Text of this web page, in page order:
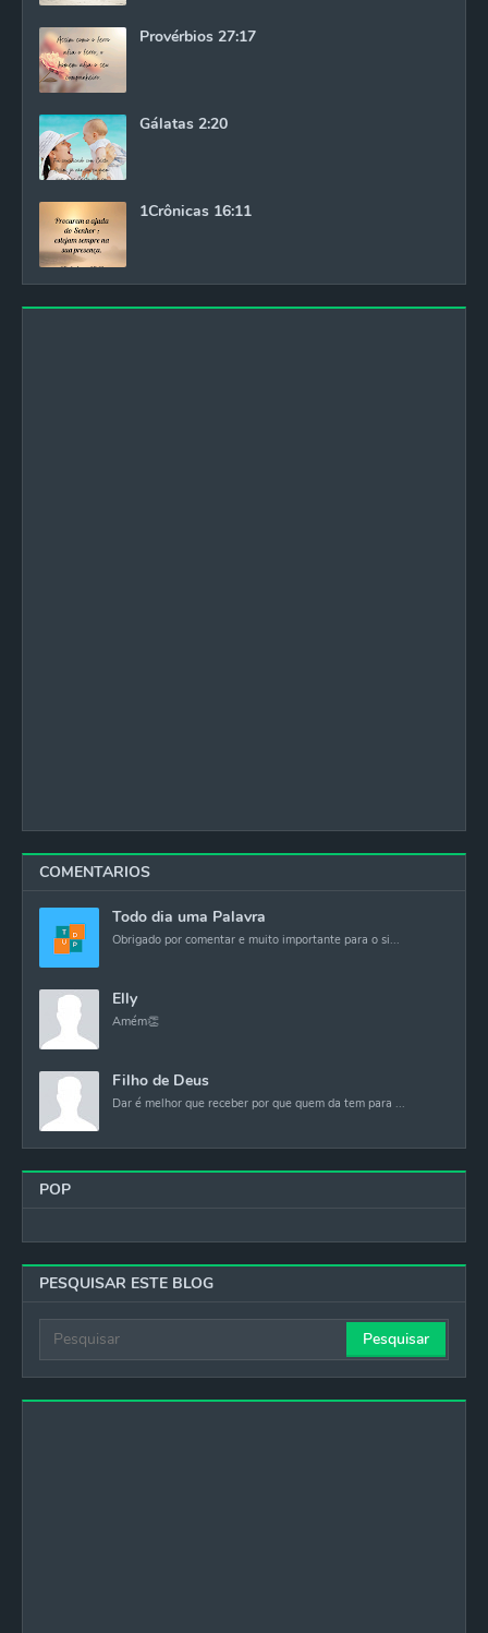
Provérbios 27:17
Gálatas 2:20
1Crônicas 16:11
COMENTARIOS
Todo dia uma Palavra
Obrigado por comentar e muito importante para o si...
Elly
Amém👏
Filho de Deus
Dar é melhor que receber por que quem da tem para ...
POP
PESQUISAR ESTE BLOG